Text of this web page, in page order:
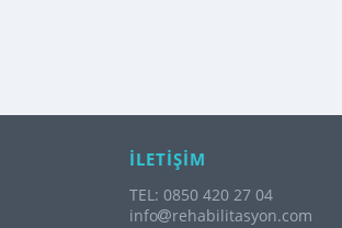
İLETİŞİM
TEL: 0850 420 27 04
info
rehabilitasyon.com